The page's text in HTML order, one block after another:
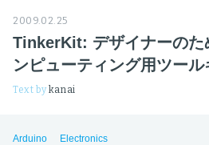
2009.02.25
TinkerKit: デザイナーのた
ンピューティング用ツール
Text bykanai
Arduino Electronics